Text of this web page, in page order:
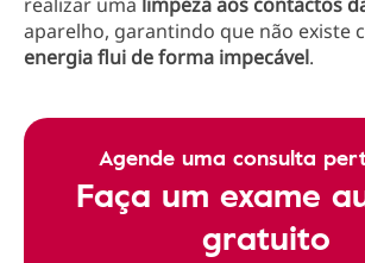
aparelho, garantindo que não existe
energia flui de forma impecável.
Agende uma consulta
Faça um exame
gratuito